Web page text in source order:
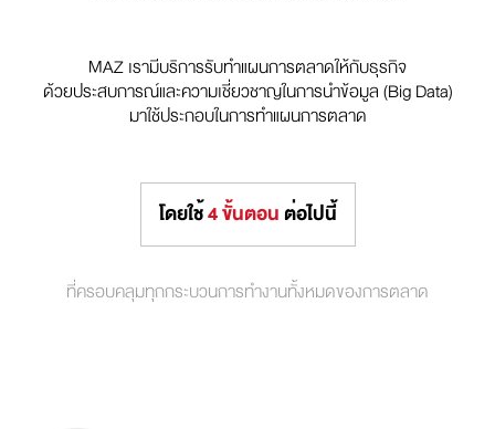
MAZ เรามีบริการรับทำแผนการตลาดให้กับธุรกิจ
ด้วยประสบการณ์และความเชี่ยวชาญในการนำข้อมูล (Big Data)
มาใช้ประกอบในการทำแผนการตลาด
โดยใช้4 ขั้นตอน ต่อไปนี้
ที่ครอบคลุมทุกกระบวนการทำงานทั้งหมดของการตลาด